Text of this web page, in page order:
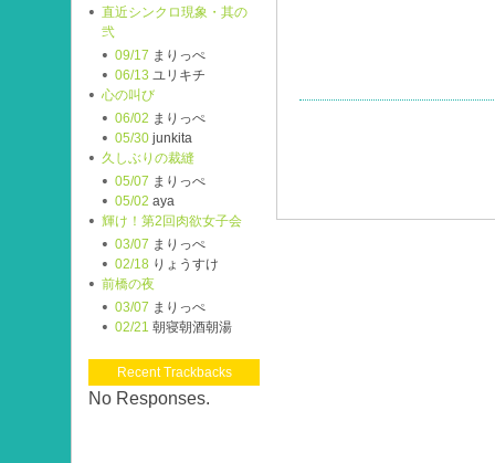
直近シンクロ現象・其の
弐
09/17 まりっぺ
06/13 ユリキチ
心の叫び
06/02 まりっぺ
05/30 junkita
久しぶりの裁縫
05/07 まりっぺ
05/02 aya
輝け！第2回肉欲女子会
03/07 まりっぺ
02/18 りょうすけ
前橋の夜
03/07 まりっぺ
02/21 朝寝朝酒朝湯
Recent Trackbacks
No Responses.